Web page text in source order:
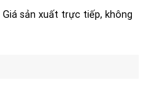
Giá sản xuất trực tiếp, không